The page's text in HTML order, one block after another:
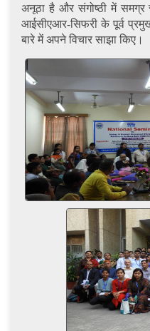
अनूठा है और संगोष्ठी में समग्र
आईसीएआर-सिफरी के पूर्व
बारे में अपने विचार साझा किए।